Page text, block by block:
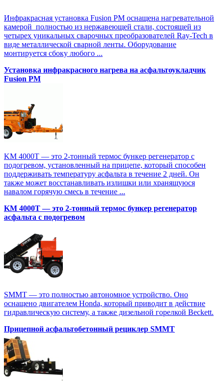
Инфракрасная установка Fusion PM оснащена нагревательной
камерой полностью из нержавеющей стали, состоящей из
четырех уникальных сварочных преобразователей Ray-Tech в
виде металлической сварной ленты. Оборудование
монтируется сбоку любого ...
Установка инфракрасного нагрева на асфальтоукладчик
Fusion PM
KM 4000T — это 2-тонный термос бункер регенератор с
подогревом, установленный на прицепе, который способен
поддерживать температуру асфальта в течение 2 дней. Он
также может восстанавливать излишки или хранящуюся
навалом горячую смесь в течение ...
KM 4000T — это 2-тонный термос бункер регенератор
асфальта с подогревом
SMMT — это полностью автономное устройство. Оно
оснащено двигателем Honda, который приводит в действие
гидравлическую систему, а также дизельной горелкой Beckett.
Прицепной асфальтобетонный рециклер SMMT